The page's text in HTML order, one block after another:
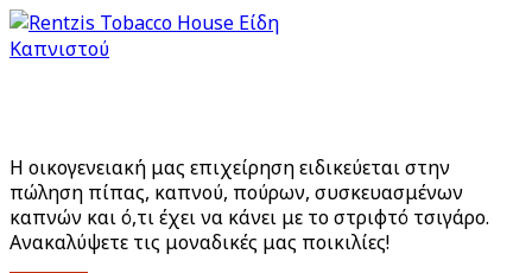
Είστε άνω των 18;
Η οικογενειακή μας επιχείρηση ειδικεύεται στην
πώληση πίπας, καπνού, πούρων, συσκευασμένων
καπνών και ό,τι έχει να κάνει με το στριφτό τσιγάρο.
Aνακαλύψετε τις μοναδικές μας ποικιλίες!